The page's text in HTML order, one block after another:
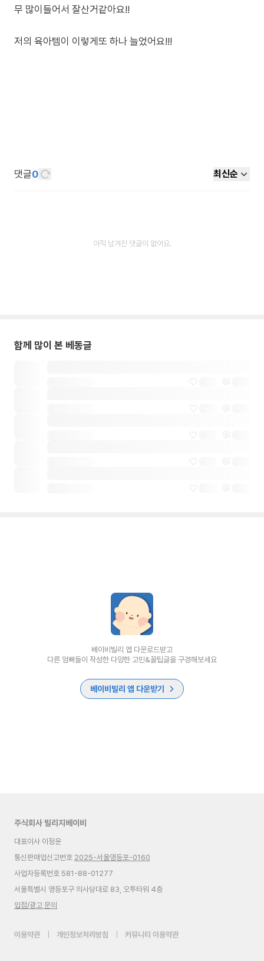
무 많이들어서 잘산거같아요!!
저의 육아템이 이렇게또 하나 늘었어요!!!
댓글0 최신순
아직 남겨진 댓글이 없어요.
함께 많이 본 베동글
베이비빌리 앱 다운로드받고
다른 엄빠들이 작성한 다양한 고민&꿀팁글을 구경해보세요
베이비빌리 앱 다운받기
주식회사 빌리지베이비
대표이사 이정윤
통신판매업신고번호 2025-서울영등포-0160
사업자등록번호 581-88-01277
서울특별시 영등포구 의사당대로 83, 오투타워 4층
입점/광고 문의
이용약관 개인정보처리방침 커뮤니티 이용약관